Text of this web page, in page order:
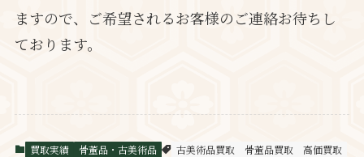
ますので、ご希望されるお客様のご連絡お待ちし
ております。
買取実績 骨董品・古美術品 古美術品買取 骨董品買取 高価買取